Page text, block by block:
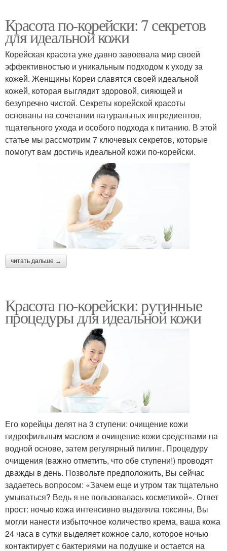
Красота по-корейски: 7 секретов
для идеальной кожи
Корейская красота уже давно завоевала мир своей
эффективностью и уникальным подходом к уходу за
кожей. Женщины Кореи славятся своей идеальной
кожей, которая выглядит здоровой, сияющей и
безупречно чистой. Секреты корейской красоты
основаны на сочетании натуральных ингредиентов,
тщательного ухода и особого подхода к питанию. В этой
статье мы рассмотрим 7 ключевых секретов, которые
помогут вам достичь идеальной кожи по-корейски.
читать дальше →
Красота по-корейски: рутинные
процедуры для идеальной кожи
Его корейцы делят на 3 ступени: очищение кожи
гидрофильным маслом и очищение кожи средствами на
водной основе, затем регулярный пилинг. Процедуру
очищения (важно отметить, что обе ступени!) проводят
дважды в день. Позвольте предположить, Вы сейчас
задаетесь вопросом: «Зачем еще и утром так тщательно
умываться? Ведь я не пользовалась косметикой». Ответ
прост: ночью кожа интенсивно выделяла токсины, Вы
могли нанести избыточное количество крема, ваша кожа
24 часа в сутки выделяет кожное сало, которое ночью
контактирует с бактериями на подушке и остается на